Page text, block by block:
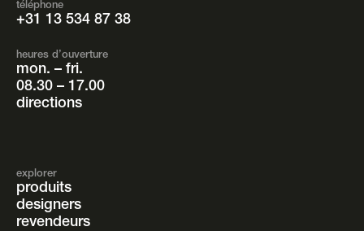
téléphone
+31 13 534 87 38
heures d’ouverture
mon. – fri.
08.30 – 17.00
directions
explorer
produits
designers
revendeurs